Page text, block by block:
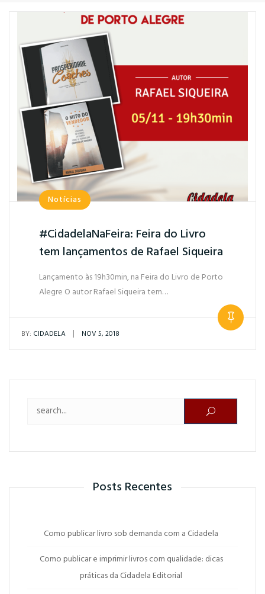
Notícias
#CidadelaNaFeira: Feira do Livro
tem lançamentos de Rafael Siqueira
Lançamento às 19h30min, na Feira do Livro de Porto
Alegre O autor Rafael Siqueira tem…
BY: CIDADELA | NOV 5, 2018
Posts Recentes
Como publicar livro sob demanda com a Cidadela
Como publicar e imprimir livros com qualidade: dicas
práticas da Cidadela Editorial